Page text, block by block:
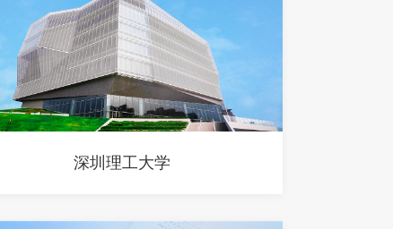
深圳理工大学